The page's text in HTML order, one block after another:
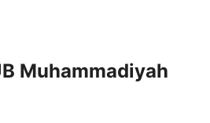
Muhammadiyah